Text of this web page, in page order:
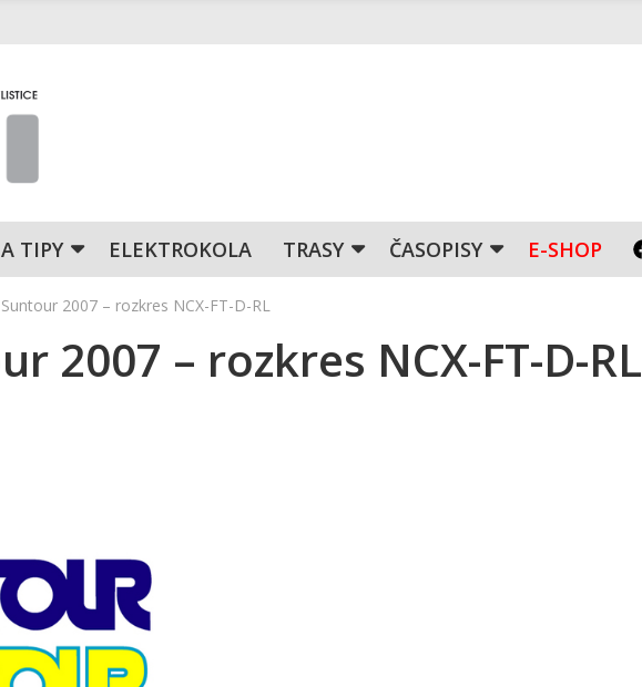
TIPY ELEKTROKOLA TRASY ČASOPISY E-SHOP
Suntour 2007 – rozkres NCX-FT-D-RL
2007 – rozkres NCX-FT-D-RL